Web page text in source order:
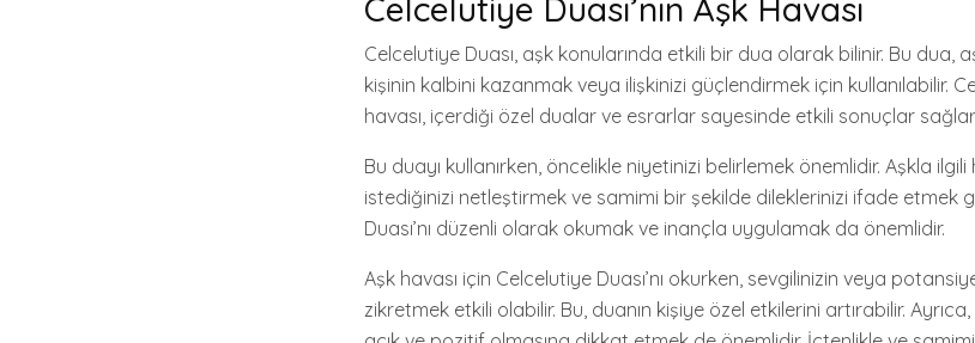
Celcelutiye Duası’nın Aşk Havası
Celcelutiye Duası, aşk konularında etkili bir dua olarak bilinir. Bu dua,
kişinin kalbini kazanmak veya ilişkinizi güçlendirmek için kullanılabilir.
havası, içerdiği özel dualar ve esrarlar sayesinde etkili sonuçlar sağlar.
Bu duayı kullanırken, öncelikle niyetinizi belirlemek önemlidir. Aşkla
istediğinizi netleştirmek ve samimi bir şekilde dileklerinizi ifade etmek
Duası’nı düzenli olarak okumak ve inançla uygulamak da önemlidir.
Aşk havası için Celcelutiye Duası’nı okurken, sevgilinizin veya
zikretmek etkili olabilir. Bu, duanın kişiye özel etkilerini artırabilir.